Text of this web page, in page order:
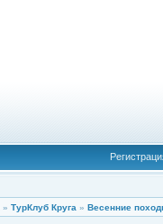
» ТурКлуб Круга » Весенние